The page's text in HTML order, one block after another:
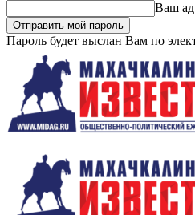
Ваш
Пароль будет выслан Вам по